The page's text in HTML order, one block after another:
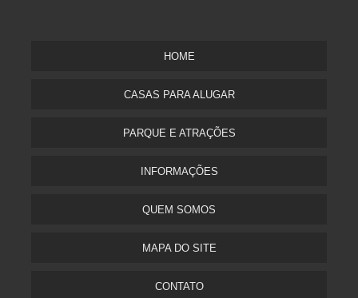
HOME
CASAS PARA ALUGAR
PARQUE E ATRAÇÕES
INFORMAÇÕES
QUEM SOMOS
MAPA DO SITE
CONTATO